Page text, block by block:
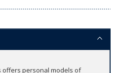
offers personal models of